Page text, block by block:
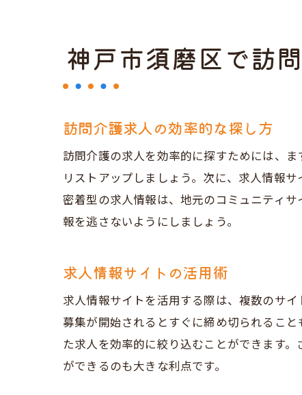
神戸市須磨区で訪
訪問介護求人の効率的な探し方
訪問介護の求人を効率的に探すためには、
リストアップしましょう。次に、求人情報
密着型の求人情報は、地元のコミュニティ
報を逃さないようにしましょう。
求人情報サイトの活用術
求人情報サイトを活用する際は、複数のサ
募集が開始されるとすぐに締め切られるこ
た求人を効率的に絞り込むことができます
ができるのも大きな利点です。